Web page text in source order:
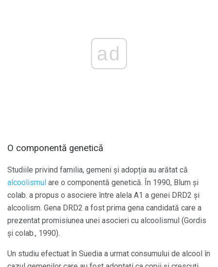
ad
O componentă genetică
Studiile privind familia, gemeni și adopția au arătat că
alcoolismul are o componentă genetică. În 1990, Blum și
colab. a propus o asociere între alela A1 a genei DRD2 și
alcoolism. Gena DRD2 a fost prima gena candidată care a
prezentat promisiunea unei asocieri cu alcoolismul (Gordis
și colab., 1990).
Un studiu efectuat în Suedia a urmat consumului de alcool în